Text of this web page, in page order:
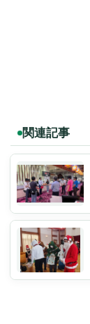
関連記事